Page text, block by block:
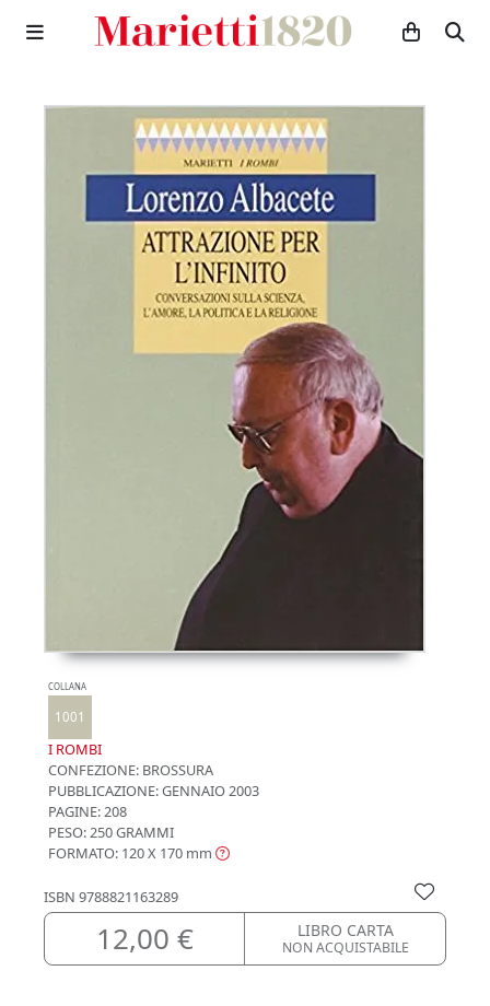
COLLANA
1001
I ROMBI
CONFEZIONE: BROSSURA
PUBBLICAZIONE:GENNAIO 2003
PAGINE: 208
PESO: 250 GRAMMI
FORMATO: 120 X 170 mm
ISBN 9788821163289
12,00 € LIBRO CARTA
NON ACQUISTABILE